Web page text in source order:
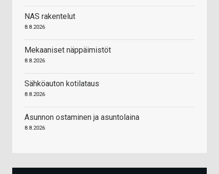
NAS rakentelut
8.8.2026
Mekaaniset näppäimistöt
8.8.2026
Sähköauton kotilataus
8.8.2026
Asunnon ostaminen ja asuntolaina
8.8.2026